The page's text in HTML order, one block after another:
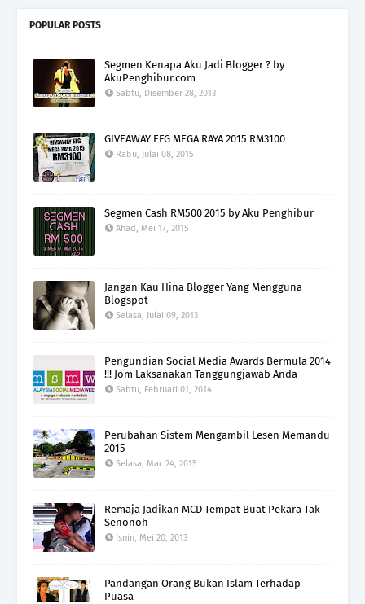
POPULAR POSTS
Segmen Kenapa Aku Jadi Blogger ? by
AkuPenghibur.com
Sabtu, Disember 28, 2013
GIVEAWAY EFG MEGA RAYA 2015 RM3100
Rabu, Julai 08, 2015
Segmen Cash RM500 2015 by Aku Penghibur
Ahad, Mei 17, 2015
Jangan Kau Hina Blogger Yang Mengguna
Blogspot
Selasa, Julai 09, 2013
Pengundian Social Media Awards Bermula 2014
!!! Jom Laksanakan Tanggungjawab Anda
Sabtu, Februari 01, 2014
Perubahan Sistem Mengambil Lesen Memandu
2015
Selasa, Mac 24, 2015
Remaja Jadikan MCD Tempat Buat Pekara Tak
Senonoh
Isnin, Mei 20, 2013
Pandangan Orang Bukan Islam Terhadap
Puasa